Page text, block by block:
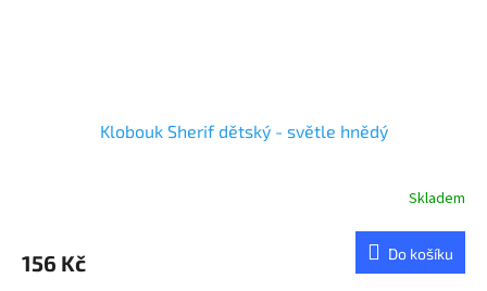
Klobouk Sherif dětský - světle hnědý
Skladem
156 Kč Do košíku